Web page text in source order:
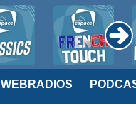
WEBRADIOS